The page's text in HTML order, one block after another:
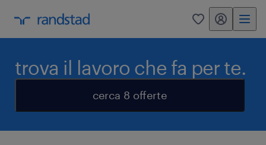
0 my randstad
trova il lavoro che fa per te.
cerca 8 offerte